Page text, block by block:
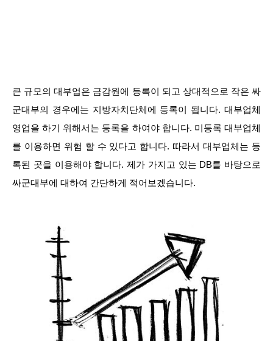
큰 규모의 대부업은 금감원에 등록이 되고 상대적으로 작은 싸
군대부의 경우에는 지방자치단체에 등록이 됩니다. 대부업체
영업을 하기 위해서는 등록을 하여야 합니다. 미등록 대부업체
를 이용하면 위험 할 수 있다고 합니다. 따라서 대부업체는 등
록된 곳을 이용해야 합니다. 제가 가지고 있는 DB를 바탕으로
싸군대부에 대하여 간단하게 적어보겠습니다.